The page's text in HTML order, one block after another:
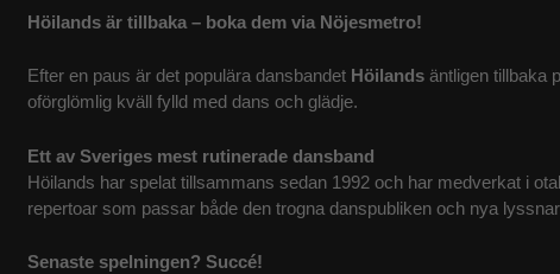
Höilands är tillbaka – boka dem via Nöjesmetro!
Efter en paus är det populära dansbandet Höilandsäntligen tillbaka
oförglömlig kväll fylld med dans och glädje.
Ett av Sveriges mest rutinerade dansband
Höilands har spelat tillsammans sedan 1992 och har medverkat i
repertoar som passar både den trogna danspubliken och nya
Senaste spelningen? Succé!